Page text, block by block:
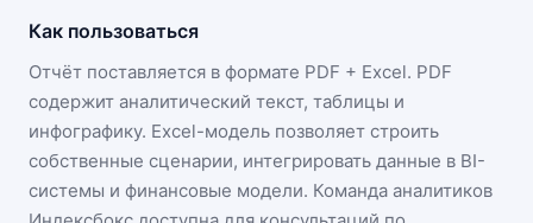
Как пользоваться
Отчёт поставляется в формате PDF + Excel. PDF
содержит аналитический текст, таблицы и
инфографику. Excel-модель позволяет строить
собственные сценарии, интегрировать данные в BI-
системы и финансовые модели. Команда аналитиков